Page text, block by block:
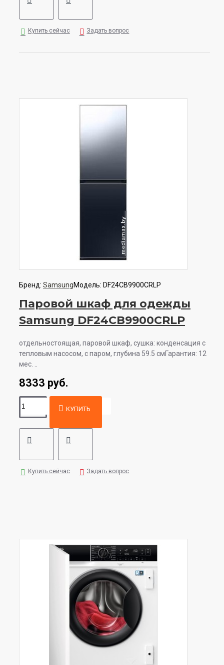
Купить сейчас Задать вопрос
Бренд: SamsungМодель: DF24CB9900CRLP
Паровой шкаф для одежды
Samsung DF24CB9900CRLP
отдельностоящая, паровой шкаф, сушка: конденсация с
тепловым насосом, с паром, глубина 59.5 смГарантия: 12
мес. ..
8333 руб.
КУПИТЬ
Купить сейчас Задать вопрос